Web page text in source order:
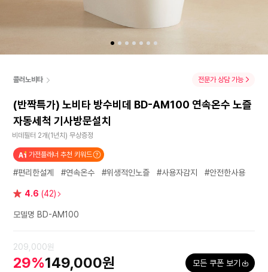
콜러노비타 전문가 상담 가능
(반짝특가) 노비타 방수비데 BD-AM100 연속온수 노즐
자동세척 기사방문설치
비데필터 2개(1년치) 무상증정
가전플래너 추천 키워드
#편리한설계 #연속온수 #위생적인노즐 #사용자감지 #안전한사용
별 4.6 (42)
모델명 BD-AM100
209,000원
29%149,000원 모든 쿠폰 보기